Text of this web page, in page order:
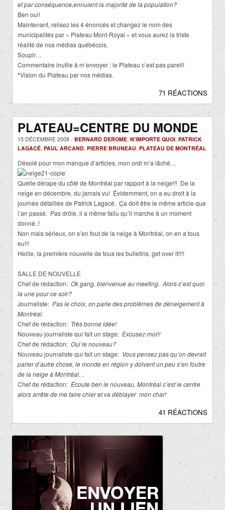
et par conséquence,ennuient la majorité de la population?
Ben oui!
Maintenant, relisez les 4 énoncés et changez le nom des
municipalités par « Plateau Mont-Royal » et vous aurez la triste
réalité de nos médias québécois.
Soupir…
Commentaire inutile à m’envoyer : le Plateau c’est pas pareil!
*Vision du Plateau par nos médias.
71 RÉACTIONS
PLATEAU=CENTRE DU MONDE
15 DÉCEMBRE 2008 - BERNARD DEROME, N'IMPORTE QUOI, PATRICK
LAGACÉ, PAUL ARCAND, PIERRE BRUNEAU, PLATEAU DE MONTRÉAL
Désolé pour mon manque d’articles, mon ordi m’a lâché…
Quelle dérape du côté de Montréal par rapport à la neige!!! De la
neige en décembre, du jamais vu! Évidemment, on a eu droit à la
journée détaillée de Patrick Lagacé. Ça doit être le même article que
l’an passé. Pas drôle, il a même fallu qu’il marche à un moment
donné..!
Non mais sérieux, on s’en fout de la neige à Montréal, on en a tous
eu!!!
Heille, la première nouvelle de tous les bulletins, get over it!!!!
SALLE DE NOUVELLE
Chef de rédaction: Ok gang, bienvenue au meeting. Alors c’est quoi
la une pour ce soir?
Journaliste: Pas le choix, on parle des problèmes de déneigement à
Montréal.
Chef de rédaction: Très bonne idée!
Nouveau journaliste qui fait un stage: Excusez-moi!!
Chef de rédaction: Oui le nouveau?
Nouveau journaliste qui fait un stage: Vous pensez pas qu’on devrait
parler d’autre chose, le monde en région y doivent un peu s’en foutre
de la neige à Montréal…
Chef de rédaction: Écoute ben le nouveau, Montréal c’est le centre
alors arrête de me faire chier et va déblayer mon char!
41 RÉACTIONS